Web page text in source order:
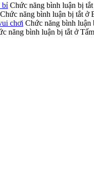
bỉ Chức năng bình luận bị tắt
Chức năng bình luận bị tắt ở
chơi Chức năng bình luận
năng bình luận bị tắt ở